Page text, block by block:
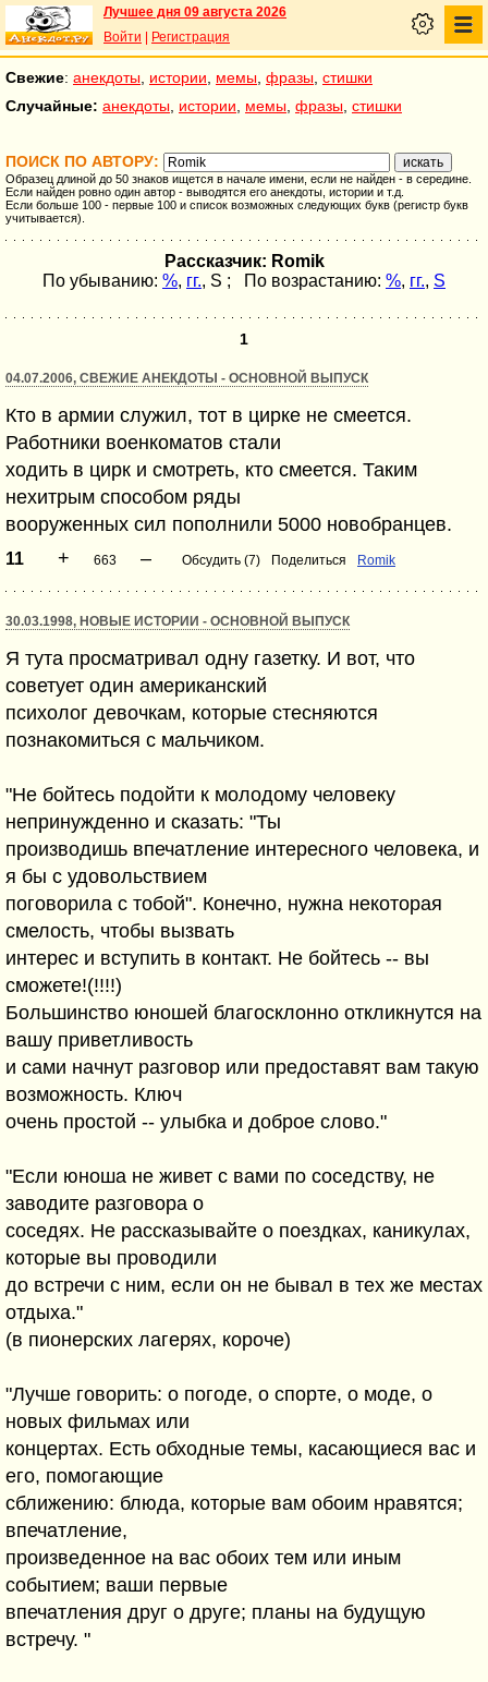
Лучшее дня 09 августа 2026
Войти
Регистрация
Свежие: анекдоты истории мемы фразы стишки
Случайные: анекдоты истории мемы фразы стишки
ПОИСК ПО АВТОРУ:
Образец длиной до 50 знаков ищется в начале имени, если не найден - в середине.
Если найден ровно один автор - выводятся его анекдоты, истории и т.д.
Если больше 100 - первые 100 и список возможных следующих букв (регистр букв
учитывается).
Рассказчик: Romik
По убыванию: %, гг., S ; По возрастанию: %, гг., S
1
04.07.2006, СВЕЖИЕ АНЕКДОТЫ - ОСНОВНОЙ ВЫПУСК
Кто в армии служил, тот в цирке не смеется.
Работники военкоматов стали
ходить в цирк и смотреть, кто смеется. Таким
нехитрым способом ряды
вооруженных сил пополнили 5000 новобранцев.
11 + 663 – Обсудить (7) Поделиться Romik
30.03.1998, НОВЫЕ ИСТОРИИ - ОСНОВНОЙ ВЫПУСК
Я тута просматривал одну газетку. И вот, что
советует один американский
психолог девочкам, которые стесняются
познакомиться с мальчиком.
"Не бойтесь подойти к молодому человеку
непринужденно и сказать: "Ты
производишь впечатление интересного человека, и
я бы с удовольствием
поговорила с тобой". Конечно, нужна некоторая
смелость, чтобы вызвать
интерес и вступить в контакт. Не бойтесь -- вы
сможете!(!!!!)
Большинство юношей благосклонно откликнутся на
вашу приветливость
и сами начнут разговор или предоставят вам такую
возможность. Ключ
очень простой -- улыбка и доброе слово."
"Если юноша не живет с вами по соседству, не
заводите разговора о
соседях. Не рассказывайте о поездках, каникулах,
которые вы проводили
до встречи с ним, если он не бывал в тех же местах
отдыха."
(в пионерских лагерях, короче)
"Лучше говорить: о погоде, о спорте, о моде, о
новых фильмах или
концертах. Есть обходные темы, касающиеся вас и
его, помогающие
сближению: блюда, которые вам обоим нравятся;
впечатление,
произведенное на вас обоих тем или иным
событием; ваши первые
впечатления друг о друге; планы на будущую
встречу. "